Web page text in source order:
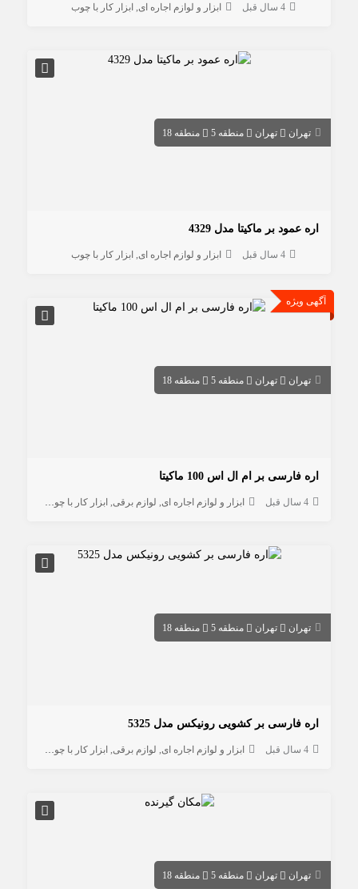
4 سال قبل ابزار و لوازم اجاره ای ابزار کار با چوب
تهران تهران منطقه 5 منطقه 18
اره عمود بر ماکیتا مدل 4329
4 سال قبل ابزار و لوازم اجاره ای ابزار کار با چوب
آگهی ویژه
تهران تهران منطقه 5 منطقه 18
اره فارسی بر ام ال اس 100 ماکیتا
4 سال قبل ابزار و لوازم اجاره ای لوازم برقی ابزار کار با چوب
تهران تهران منطقه 5 منطقه 18
اره فارسی بر کشویی رونیکس مدل 5325
4 سال قبل ابزار و لوازم اجاره ای لوازم برقی ابزار کار با چوب
تهران تهران منطقه 5 منطقه 18